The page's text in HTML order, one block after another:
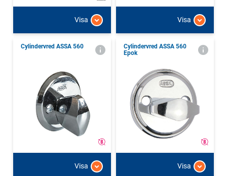
Visa Visa
Cylindervred ASSA 560
Visa
Cylindervred ASSA 560
Epok
Visa